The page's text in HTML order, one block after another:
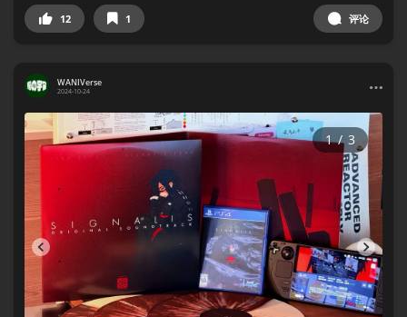
12 1 评论
WANIVerse
2024-10-24
1/ 3